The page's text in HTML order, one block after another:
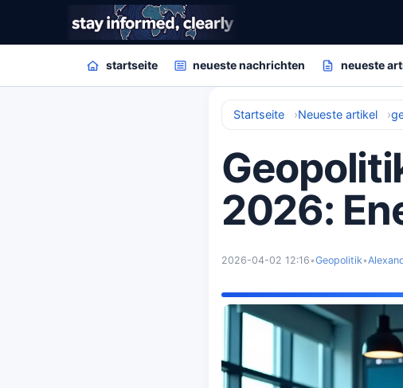
startseite neueste nachrichten neueste
Startseite Neueste artikel
2026:
2026-04-02 12:16•Geopolitik•